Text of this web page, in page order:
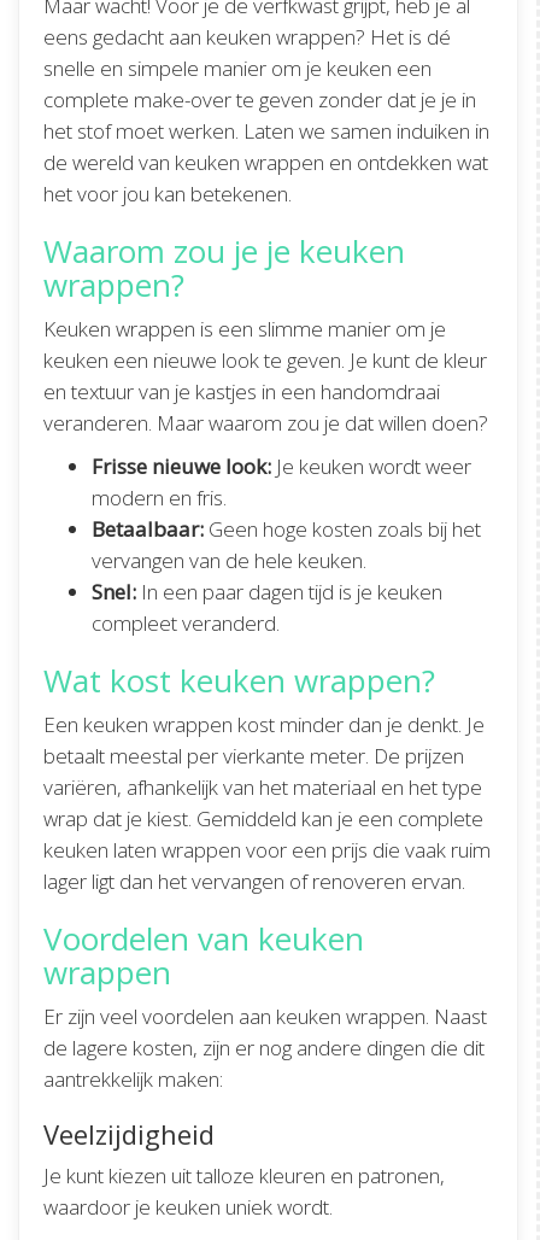
eens gedacht aan keuken wrappen? Het is dé
snelle en simpele manier om je keuken een
complete make-over te geven zonder dat je je in
het stof moet werken. Laten we samen induiken in
de wereld van keuken wrappen en ontdekken wat
het voor jou kan betekenen.
Waarom zou je je keuken
wrappen?
Keuken wrappen is een slimme manier om je
keuken een nieuwe look te geven. Je kunt de kleur
en textuur van je kastjes in een handomdraai
veranderen. Maar waarom zou je dat willen doen?
Frisse nieuwe look: Je keuken wordt weer
modern en fris.
Betaalbaar: Geen hoge kosten zoals bij het
vervangen van de hele keuken.
Snel: In een paar dagen tijd is je keuken
compleet veranderd.
Wat kost keuken wrappen?
Een keuken wrappen kost minder dan je denkt. Je
betaalt meestal per vierkante meter. De prijzen
variëren, afhankelijk van het materiaal en het type
wrap dat je kiest. Gemiddeld kan je een complete
keuken laten wrappen voor een prijs die vaak ruim
lager ligt dan het vervangen of renoveren ervan.
Voordelen van keuken
wrappen
Er zijn veel voordelen aan keuken wrappen. Naast
de lagere kosten, zijn er nog andere dingen die dit
aantrekkelijk maken:
Veelzijdigheid
Je kunt kiezen uit talloze kleuren en patronen,
waardoor je keuken uniek wordt.